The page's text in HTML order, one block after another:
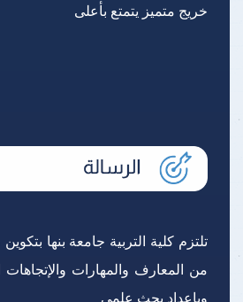
خريج متميز يتمتع بأعلى
تلتزم كلية التربية جامعة بنها
من المعارف والمهارات والإتجاهات
وبإعداد بحث علمى